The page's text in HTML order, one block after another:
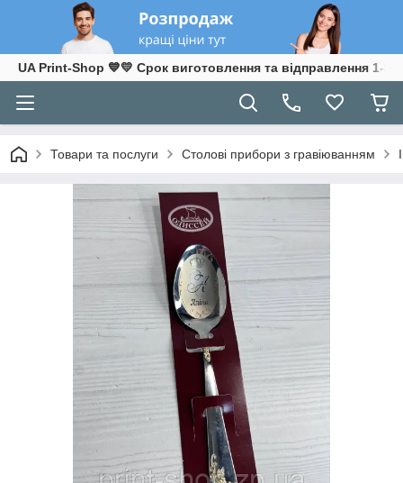
UA Print-Shop ​💙💛 Срок виготовлення та відправлення 1-3
Товари та послуги Столові прибори з гравіюванням